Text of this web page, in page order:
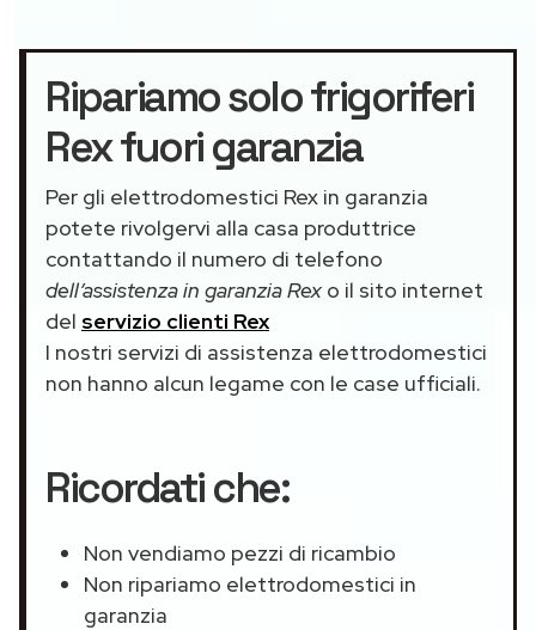
Ripariamo solo frigoriferi
Rex fuori garanzia
Per gli elettrodomestici Rex in garanzia
potete rivolgervi alla casa produttrice
contattando il numero di telefono
dell’assistenza in garanzia Rex o il sito internet
del servizio clienti Rex
I nostri servizi di assistenza elettrodomestici
non hanno alcun legame con le case ufficiali.
Ricordati che:
Non vendiamo pezzi di ricambio
Non ripariamo elettrodomestici in
garanzia